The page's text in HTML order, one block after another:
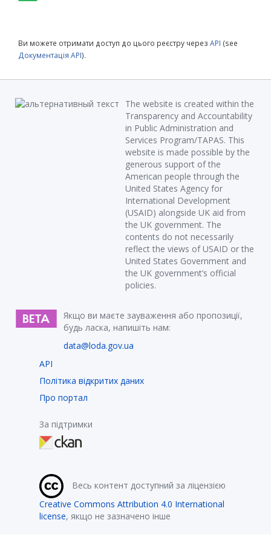
Ви можете отримати доступ до цього реєстру через API (see
Документація API).
The website is created within the
Transparency and Accountability
in Public Administration and
Services Program/TAPAS. This
website is made possible by the
generous support of the
American people through the
United States Agency for
International Development
(USAID) alongside UK aid from
the UK government. The
contents do not necessarily
reflect the views of USAID or the
United States Government and
the UK government’s official
policies.
Якщо ви маєте зауваження або пропозиції,
будь ласка, напишіть нам:
data@loda.gov.ua
API
Політика відкритих даних
Про портал
За підтримки
Весь контент доступний за ліцензією
Creative Commons Attribution 4.0 International
license, якщо не зазначено інше